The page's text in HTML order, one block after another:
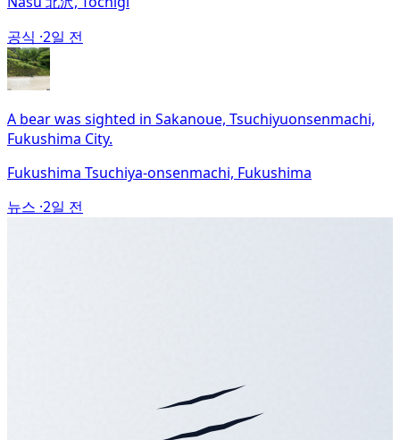
공식 ·2일 전
A bear was sighted in Sakanoue, Tsuchiyuonsenmachi,
Fukushima City.
Fukushima Tsuchiya-onsenmachi, Fukushima
뉴스 ·2일 전